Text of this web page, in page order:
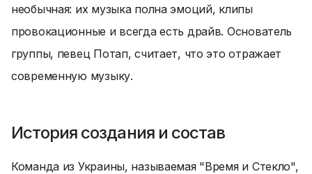
необычная: их музыка полна эмоций, клипы
провокационные и всегда есть драйв. Основатель
группы, певец Потап, считает, что это отражает
современную музыку.
История создания и состав
Команда из Украины, называемая "Время и Стекло",